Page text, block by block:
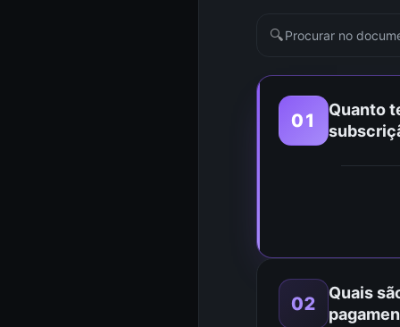
🔍
01
Quanto
02
Quais